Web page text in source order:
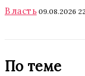
Власть 09.08.2026
По теме